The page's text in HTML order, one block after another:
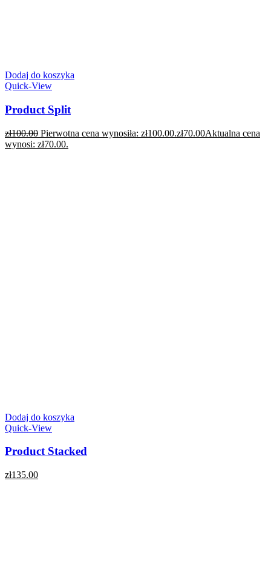
Dodaj do koszyka
Quick-View
Product Split
zł100.00 Pierwotna cena wynosiła: zł100.00.zł70.00Aktualna cena
wynosi: zł70.00.
Dodaj do koszyka
Quick-View
Product Stacked
zł135.00